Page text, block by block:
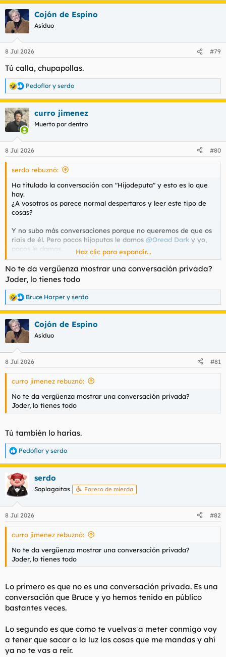
Cojón de Espino
Asiduo
8 Jul 2026 #79
Tú calla, chupapollas.
R
e
a
c
c
e
s
Pedoflor y serdo
curro jimenez
Muerto por dentro
8 Jul 2026 #80
serdo rebuznó:
Ha titulado la conversación con "Hijodeputa" y esto es lo que
hay.
¿A vosotros os parece normal despertaros y leer este tipo de
cosas?
Y no subo más conversaciones porque no queremos de que os
riais de él. Pero pocos hijoputas le damos @Oread Dark y yo,
pocos le damos.
Ver el archivos adjunto 224740
Haz clic para expandir...
No te da vergüenza mostrar una conversación privada?
Joder, lo tienes todo
R
e
a
c
c
i
e
s
Bruce Harper y serdo
Cojón de Espino
Asiduo
8 Jul 2026 #81
curro jimenez rebuznó:
No te da vergüenza mostrar una conversación privada?
Joder, lo tienes todo
Tú también lo harías.
R
e
a
c
c
i
e
s
Pedoflor y serdo
serdo
Soplagaitas Forero de mierda
8 Jul 2026 #82
curro jimenez rebuznó:
No te da vergüenza mostrar una conversación privada?
Joder, lo tienes todo
Lo primero es que no es una conversación privada. Es una
conversación que Bruce y yo hemos tenido en público
bastantes veces.
Lo segundo es que como te vuelvas a meter conmigo voy
a tener que sacar a la luz las cosas que me mandas y ahí
ya no te vas a reír.